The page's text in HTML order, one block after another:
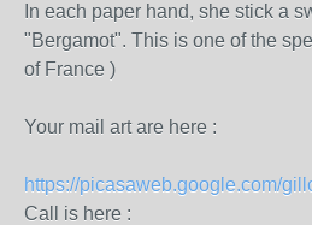
In each paper hand, she stick a
"Bergamot". This is one of the
of France )
Your mail art are here :
https://picasaweb.google.com/
Call is here :